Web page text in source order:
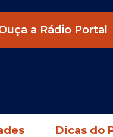
a Rádio Portal
Dicas do